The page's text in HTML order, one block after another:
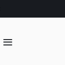
Toggle